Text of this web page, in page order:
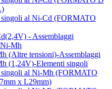
singoli al Ni-Cd (FORMATO
- Assemblaggi
Mh
(Altre tensioni)-Assemblaggi
(1,24V)-Elementi singoli
singoli al Ni-Mh (FORMATO
x L29mm)